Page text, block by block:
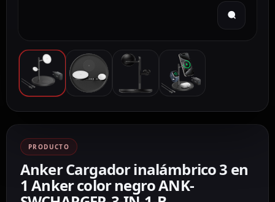
PRODUCTO
Anker Cargador inalámbrico 3 en
1 Anker color negro ANK-